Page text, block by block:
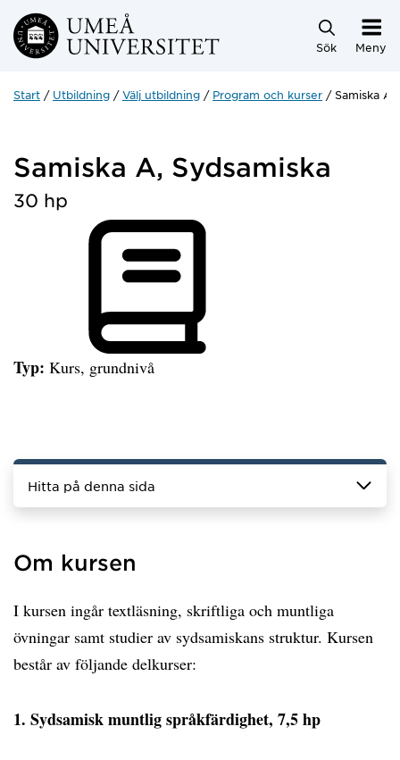
Hoppa direkt till innehållet
Sök Meny
Start Utbildning Välj utbildning Program och kurser Samiska A,
Samiska A, Sydsamiska
30 hp
Typ: Kurs, grundnivå
Hitta på denna sida
Om kursen
I kursen ingår textläsning, skriftliga och muntliga
övningar samt studier av sydsamiskans struktur. Kursen
består av följande delkurser:
1. Sydsamisk muntlig språkfärdighet, 7,5 hp